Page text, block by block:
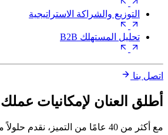
التوزيع والشراكة الاستراتيجية
تحليل المستهلك B2B
اتصل بنا
أطلق العنان لإمكانيات
مع أكثر من 40 عامًا من التميز، نقدم حلولاً مبتكرة مصممة خصيصًا لتلبية احتياجاتك.